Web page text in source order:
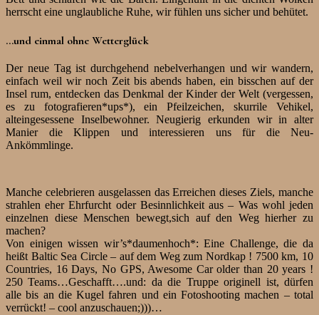
herrscht eine unglaubliche Ruhe, wir fühlen uns sicher und behütet.
…und einmal ohne Wetterglück
Der neue Tag ist durchgehend nebelverhangen und wir wandern,
einfach weil wir noch Zeit bis abends haben, ein bisschen auf der
Insel rum, entdecken das Denkmal der Kinder der Welt (vergessen,
es zu fotografieren*ups*), ein Pfeilzeichen, skurrile Vehikel,
alteingesessene Inselbewohner. Neugierig erkunden wir in alter
Manier die Klippen und interessieren uns für die Neu-
Ankömmlinge.
Manche celebrieren ausgelassen das Erreichen dieses Ziels, manche
strahlen eher Ehrfurcht oder Besinnlichkeit aus – Was wohl jeden
einzelnen diese Menschen bewegt,sich auf den Weg hierher zu
machen?
Von einigen wissen wir’s*daumenhoch*: Eine Challenge, die da
heißt Baltic Sea Circle – auf dem Weg zum Nordkap ! 7500 km, 10
Countries, 16 Days, No GPS, Awesome Car older than 20 years !
250 Teams…Geschafft….und: da die Truppe originell ist, dürfen
alle bis an die Kugel fahren und ein Fotoshooting machen – total
verrückt! – cool anzuschauen;)))…